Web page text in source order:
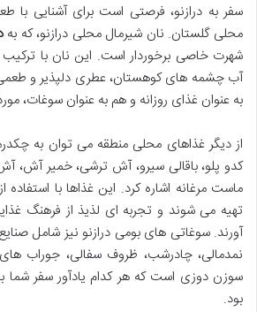
سفر به درازنو، فرصتی است برای آشنایی
محلی گلستان. نان شیرمال محلی درازنو، که به
شهرت خاصی برخوردار است. این نان با ترکیب
آب چشمه های کوهستان، عطری دلپذیر و طعمی
به عنوان غذای روزانه و هم به عنوان سوغات،
از دیگر غذاهای محلی منطقه می توان به
کدو پلو، باقالی سیرو، آش ترشی، خمیر
ماست مرغانه اشاره کرد. این غذاها با استفاده
تهیه می شوند و تجربه ای لذیذ از فرهنگ
آورند. سوغاتی های بومی درازنو نیز شامل
نمدمالی، چادرشب، ظروف سفالی، جوراب
سوزن دوزی است که هر کدام یادآور سفر شما
بود.